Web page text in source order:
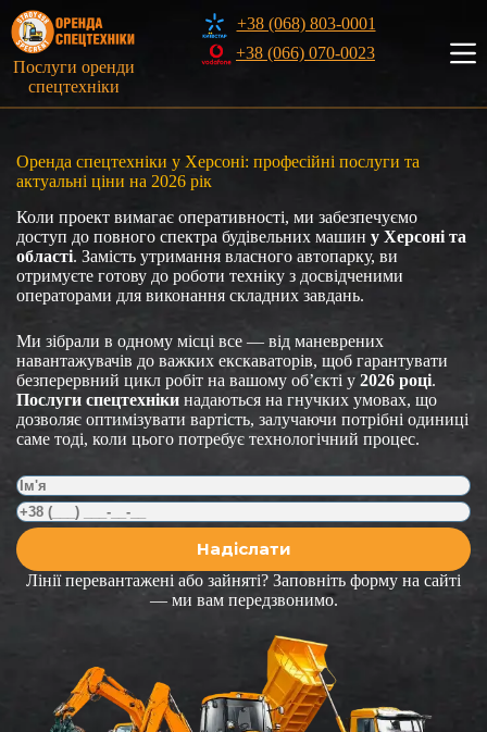
Перейти
до
вмісту
Послуги оренди
спецтехніки
+38 (068) 803-0001
+38 (066) 070-0023
Оренда спецтехніки у Херсоні: професійні послуги та
актуальні ціни на 2026 рік
Коли проект вимагає оперативності, ми забезпечуємо
доступ до повного спектра будівельних машин у Херсоні та
області. Замість утримання власного автопарку, ви
отримуєте готову до роботи техніку з досвідченими
операторами для виконання складних завдань.
Ми зібрали в одному місці все — від маневрених
навантажувачів до важких екскаваторів, щоб гарантувати
безперервний цикл робіт на вашому об’єкті у 2026 році.
Послуги спецтехніки надаються на гнучких умовах, що
дозволяє оптимізувати вартість, залучаючи потрібні одиниці
саме тоді, коли цього потребує технологічний процес.
Лінії перевантажені або зайняті? Заповніть форму на сайті
— ми вам передзвонимо.